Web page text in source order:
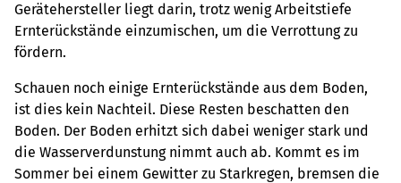
Gerätehersteller liegt darin, trotz wenig Arbeitstiefe
Ernterückstände einzumischen, um die Verrottung zu
fördern.
Schauen noch einige Ernterückstände aus dem Boden,
ist dies kein Nachteil. Diese Resten beschatten den
Boden. Der Boden erhitzt sich dabei weniger stark und
die Wasserverdunstung nimmt auch ab. Kommt es im
Sommer bei einem Gewitter zu Starkregen, bremsen die